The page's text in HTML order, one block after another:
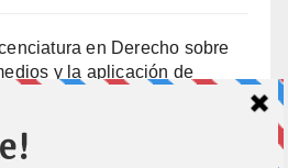
en Derecho sobre
y la aplicación de